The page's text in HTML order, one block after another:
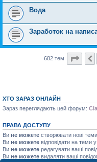
Вода
Заработок на
682 тем
ХТО ЗАРАЗ ОНЛАЙН
Зараз переглядають цей форум:
ПРАВА ДОСТУПУ
Ви не можете створювати нові
Ви не можете відповідати на теми
Ви не можете редагувати ваші
Ви не можете видаляти ваші